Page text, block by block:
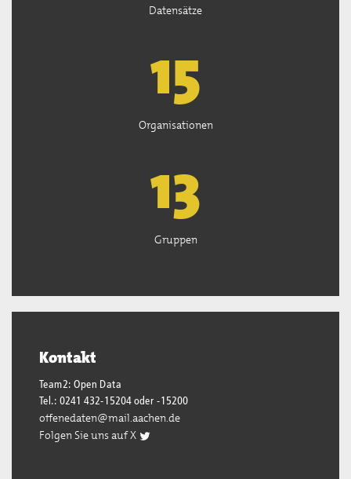
Datensätze
15
Organisationen
13
Gruppen
Kontakt
Team2: Open Data
Tel.: 0241 432-15204 oder -15200
offenedaten@mail.aachen.de
Folgen Sie uns auf X